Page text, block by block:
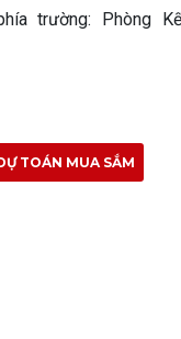
trường: Phòng
TOÁN MUA SẮM